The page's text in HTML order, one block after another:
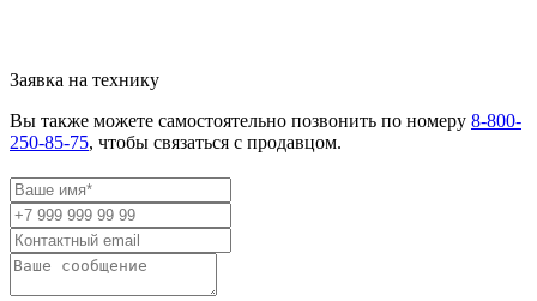
Заявка на технику
Вы также можете самостоятельно позвонить по номеру 8-800-
250-85-75, чтобы связаться с продавцом.